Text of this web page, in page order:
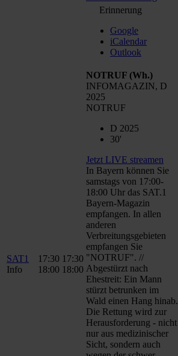
Erinnerung
Google
iCalendar
Outlook
SAT1
Info
17:30
18:00
17:30
18:00
NOTRUF (Wh.)
INFOMAGAZIN, D
2025
NOTRUF
D 2025
30'
Jetzt LIVE streamen
In Bayern können Sie
samstags von 17:00-
18:00 Uhr das SAT.1
Bayern-Magazin
empfangen. In allen
anderen
Verbreitungsgebieten
empfangen Sie
"NOTRUF". //
Abgestürzt nach
Ehestreit: Ein Mann
stürzt betrunken im
Wald einen Hang hinab.
Die Rettung wird zur
Herausforderung - nicht
nur aus medizinischer
Sicht, sondern auch